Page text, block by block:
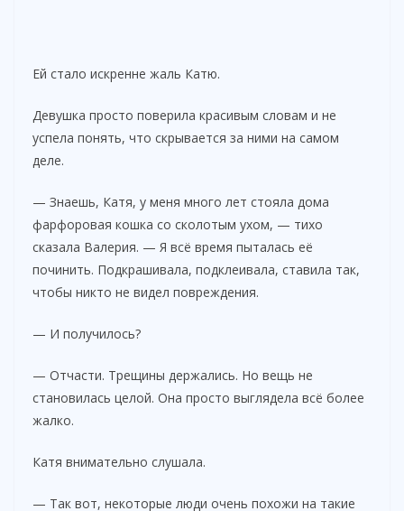
Ей стало искренне жаль Катю.
Девушка просто поверила красивым словам и не
успела понять, что скрывается за ними на самом
деле.
— Знаешь, Катя, у меня много лет стояла дома
фарфоровая кошка со сколотым ухом, — тихо
сказала Валерия. — Я всё время пыталась её
починить. Подкрашивала, подклеивала, ставила так,
чтобы никто не видел повреждения.
— И получилось?
— Отчасти. Трещины держались. Но вещь не
становилась целой. Она просто выглядела всё более
жалко.
Катя внимательно слушала.
— Так вот, некоторые люди очень похожи на такие